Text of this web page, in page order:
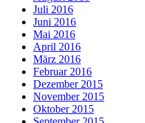
Juli 2016
Juni 2016
Mai 2016
April 2016
März 2016
Februar 2016
Dezember 2015
November 2015
Oktober 2015